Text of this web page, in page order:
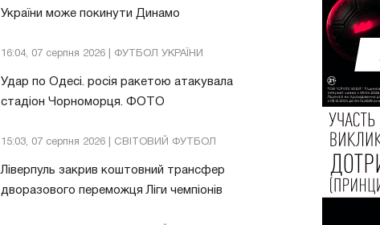
України може покинути Динамо
16:04, 07 серпня 2026 | ФУТБОЛ УКРАЇНИ
Удар по Одесі. росія ракетою атакувала
стадіон Чорноморця. ФОТО
15:03, 07 серпня 2026 | СВІТОВИЙ ФУТБОЛ
Ліверпуль закрив коштовний трансфер
дворазового переможця Ліги чемпіонів